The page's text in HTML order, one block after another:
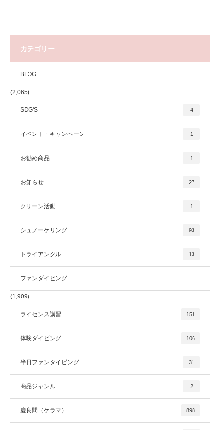
カテゴリー
BLOG
(2,065)
SDG'S 4
イベント・キャンペーン 1
お勧め商品 1
お知らせ 27
クリーン活動 1
シュノーケリング 93
トライアングル 13
ファンダイビング
(1,909)
ライセンス講習 151
体験ダイビング 106
半日ファンダイビング 31
商品ジャンル 2
慶良間（ケラマ） 898